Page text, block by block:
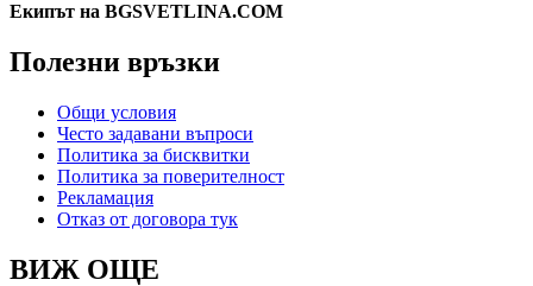
Екипът на BGSVETLINA.COM
Полезни връзки
Общи условия
Често задавани въпроси
Политика за бисквитки
Политика за поверителност
Рекламация
Отказ от договора тук
ВИЖ ОЩЕ